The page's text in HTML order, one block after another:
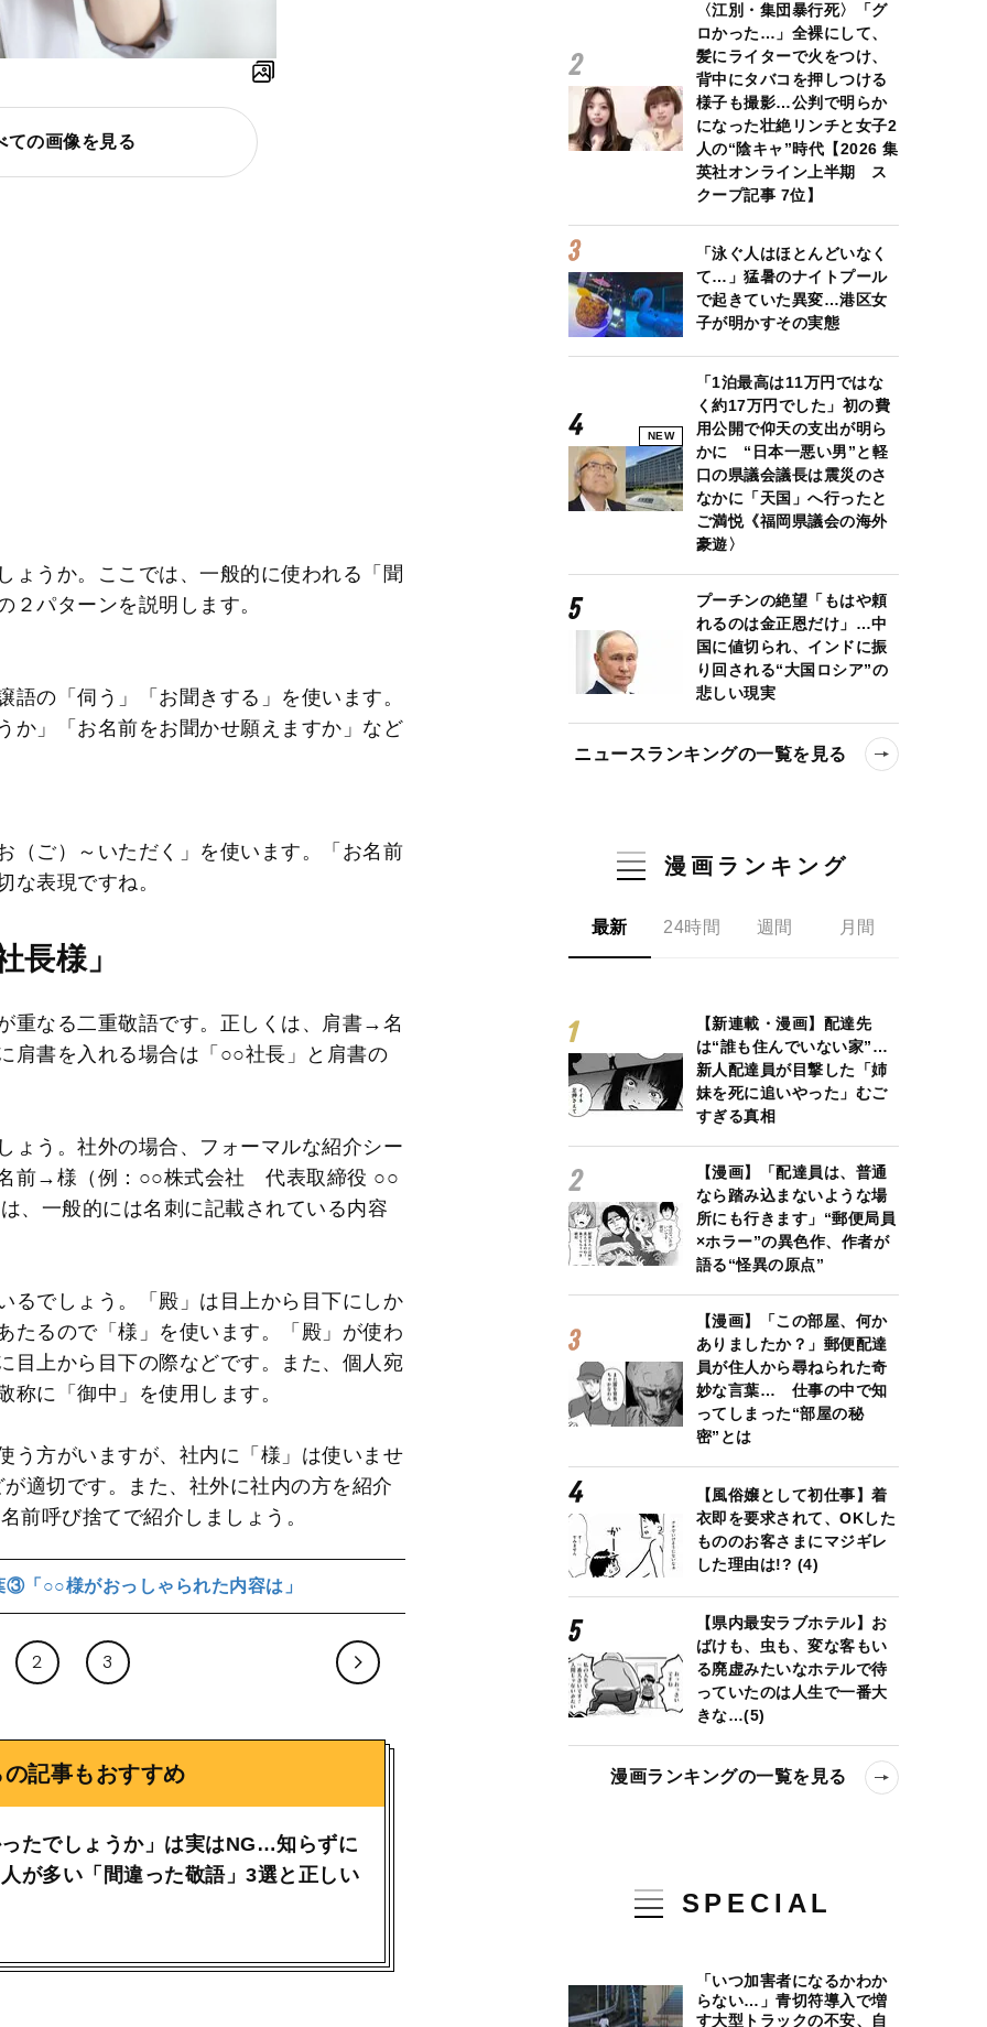
ての画像を見る
ょうか。ここでは、一般的に使われる「聞
２パターンを説明します。
の「伺う」「お聞きする」を使います。
か」「お名前をお聞かせ願えますか」など
（ご）～いただく」を使います。「お名前
な表現ですね。
様」
重なる二重敬語です。正しくは、肩書→名
肩書を入れる場合は「○○社長」と肩書の
ょう。社外の場合、フォーマルな紹介シー
前→様（例：○○株式会社 代表取締役 ○○
、一般的には名刺に記載されている内容
るでしょう。「殿」は目上から目下にしか
たるので「様」を使います。「殿」が使わ
目上から目下の際などです。また、個人宛
に「御中」を使用します。
う方がいますが、社内に「様」は使いませ
適切です。また、社外に社内の方を紹介
呼び捨てで紹介しましょう。
③「○○様がおっしゃられた内容は」
2 3
記事もおすすめ
たでしょうか」は実はNG…知らずに
が多い「間違った敬語」3選と正しい
〈江別・集団暴行死〉「グ
ロかった…」全裸にして、
髪にライターで火をつけ、
背中にタバコを押しつける
様子も撮影…公判で明らか
になった壮絶リンチと女子2
人の“陰キャ”時代【2026 集
英社オンライン上半期 ス
クープ記事 7位】
「泳ぐ人はほとんどいなく
て…」猛暑のナイトプール
で起きていた異変…港区女
子が明かすその実態
NEW
「1泊最高は11万円ではな
く約17万円でした」初の費
用公開で仰天の支出が明ら
かに “日本一悪い男”と軽
口の県議会議長は震災のさ
なかに「天国」へ行ったと
ご満悦《福岡県議会の海外
豪遊〉
プーチンの絶望「もはや頼
れるのは金正恩だけ」…中
国に値切られ、インドに振
り回される“大国ロシア”の
悲しい現実
ニュースランキングの一覧を見る
漫画ランキング
最新 24時間 週間 月間
【新連載・漫画】配達先
は“誰も住んでいない家”…
新人配達員が目撃した「姉
妹を死に追いやった」むご
すぎる真相
【漫画】「配達員は、普通
なら踏み込まないような場
所にも行きます」“郵便局員
×ホラー”の異色作、作者が
語る“怪異の原点”
【漫画】「この部屋、何か
ありましたか？」郵便配達
員が住人から尋ねられた奇
妙な言葉… 仕事の中で知
ってしまった“部屋の秘
密”とは
【風俗嬢として初仕事】着
衣即を要求されて、OKした
もののお客さまにマジギレ
した理由は!? (4)
【県内最安ラブホテル】お
ばけも、虫も、変な客もい
る廃虚みたいなホテルで待
っていたのは人生で一番大
きな…(5)
漫画ランキングの一覧を見る
SPECIAL
「いつ加害者になるかわか
らない…」青切符導入で増
す大型トラックの不安、自